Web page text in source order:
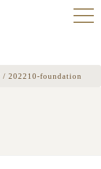
/ 202210-foundation